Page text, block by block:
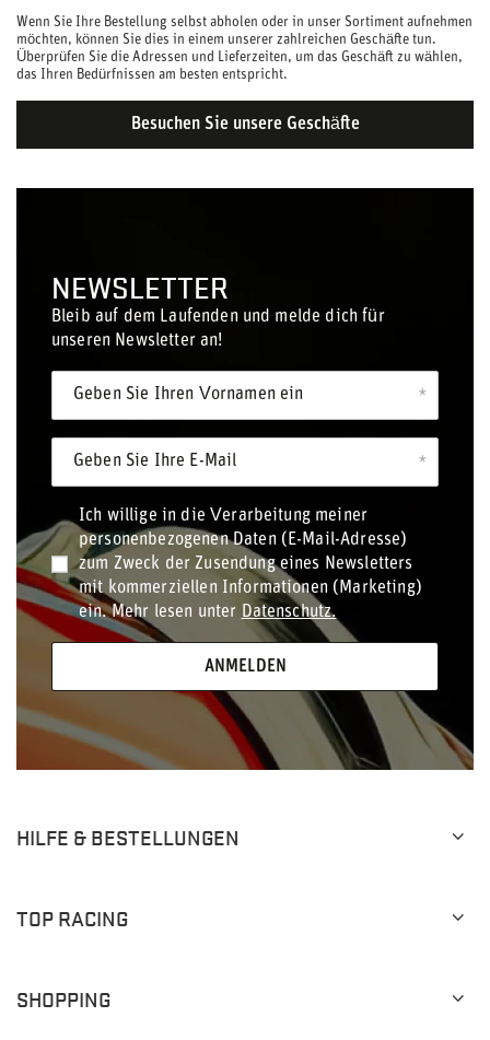
Wenn Sie Ihre Bestellung selbst abholen oder in unser Sortiment aufnehmen
möchten, können Sie dies in einem unserer zahlreichen Geschäfte tun.
Überprüfen Sie die Adressen und Lieferzeiten, um das Geschäft zu wählen,
das Ihren Bedürfnissen am besten entspricht.
Besuchen Sie unsere Geschäfte
NEWSLETTER
Bleib auf dem Laufenden und melde dich für
unseren Newsletter an!
Geben Sie Ihren Vornamen ein
Geben Sie Ihre E-Mail
Ich willige in die Verarbeitung meiner
personenbezogenen Daten (E-Mail-Adresse)
zum Zweck der Zusendung eines Newsletters
mit kommerziellen Informationen (Marketing)
ein. Mehr lesen unter Datenschutz.
ANMELDEN
HILFE & BESTELLUNGEN
TOP RACING
SHOPPING